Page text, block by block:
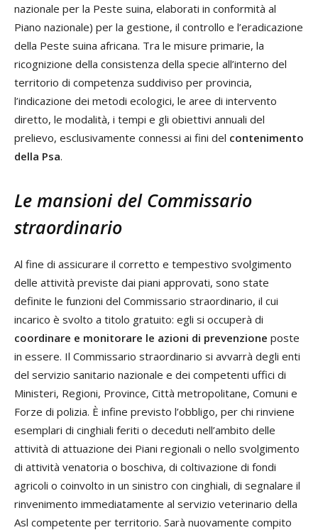
nazionale per la Peste suina, elaborati in conformità al
Piano nazionale) per la gestione, il controllo e l’eradicazione
della Peste suina africana. Tra le misure primarie, la
ricognizione della consistenza della specie all’interno del
territorio di competenza suddiviso per provincia,
l’indicazione dei metodi ecologici, le aree di intervento
diretto, le modalità, i tempi e gli obiettivi annuali del
prelievo, esclusivamente connessi ai fini del contenimento
della Psa.
Le mansioni del Commissario
straordinario
Al fine di assicurare il corretto e tempestivo svolgimento
delle attività previste dai piani approvati, sono state
definite le funzioni del Commissario straordinario, il cui
incarico è svolto a titolo gratuito: egli si occuperà di
coordinare e monitorare le azioni di prevenzione poste
in essere. Il Commissario straordinario si avvarrà degli enti
del servizio sanitario nazionale e dei competenti uffici di
Ministeri, Regioni, Province, Città metropolitane, Comuni e
Forze di polizia. È infine previsto l’obbligo, per chi rinviene
esemplari di cinghiali feriti o deceduti nell’ambito delle
attività di attuazione dei Piani regionali o nello svolgimento
di attività venatoria o boschiva, di coltivazione di fondi
agricoli o coinvolto in un sinistro con cinghiali, di segnalare il
rinvenimento immediatamente al servizio veterinario della
Asl competente per territorio. Sarà nuovamente compito